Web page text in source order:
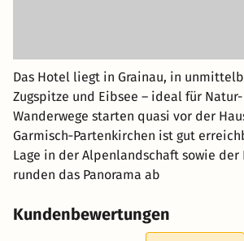
Das Hotel liegt in Grainau, in
Zugspitze und Eibsee – ideal für
Wanderwege starten quasi vor der
Garmisch‑Partenkirchen ist gut
Lage in der Alpenlandschaft sowie
runden das Panorama ab
Kundenbewertungen